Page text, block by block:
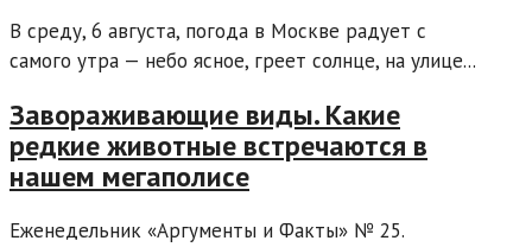
В среду, 6 августа, погода в Москве радует с
самого утра — небо ясное, греет солнце, на улице...
Завораживающие виды. Какие
редкие животные встречаются в
нашем мегаполисе
Еженедельник «Аргументы и Факты» № 25.